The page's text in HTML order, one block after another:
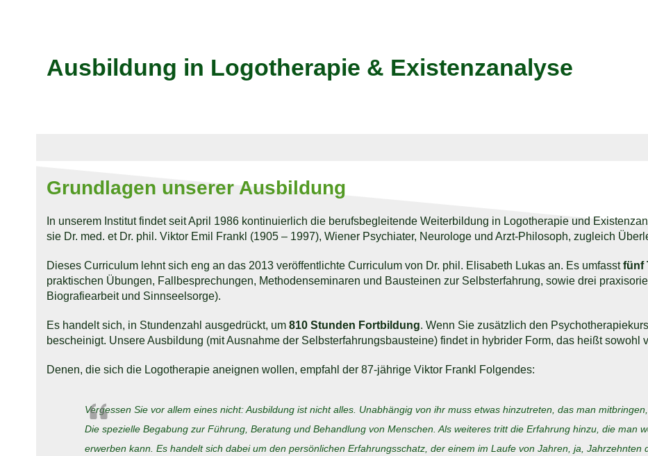
Ausbildung in Logotherapie & Existenzanalyse
Grundlagen unserer Ausbildung
In unserem Institut findet seit April 1986 kontinuierlich die berufsbegleitende Weiterbildung in Logotherapie und
sie Dr. med. et Dr. phil. Viktor Emil Frankl (1905 – 1997), Wiener Psychiater, Neurologe und Arzt-Philosoph, zugleich
Dieses Curriculum lehnt sich eng an das 2013 veröffentlichte Curriculum von Dr. phil. Elisabeth Lukas an. Es umfasstfünf
praktischen Übungen, Fallbesprechungen, Methodenseminaren und Bausteinen zur Selbsterfahrung, sowie drei
Biografiearbeit und Sinnseelsorge).
Es handelt sich, in Stundenzahl ausgedrückt, um810 Stunden Fortbildung. Wenn Sie zusätzlich den
bescheinigt. Unsere Ausbildung (mit Ausnahme der Selbsterfahrungsbausteine) findet in hybrider Form, das heißt sowohl
Denen, die sich die Logotherapie aneignen wollen, empfahl der 87-jährige Viktor Frankl Folgendes:
Vergessen Sie vor allem eines nicht: Ausbildung ist nicht alles. Unabhängig von ihr muss etwas hinzutreten, das man
Die spezielle Begabung zur Führung, Beratung und Behandlung von Menschen. Als weiteres tritt die Erfahrung hinzu, die man
erwerben kann. Es handelt sich dabei um den persönlichen Erfahrungsschatz, der einem im Laufe von Jahren, ja,